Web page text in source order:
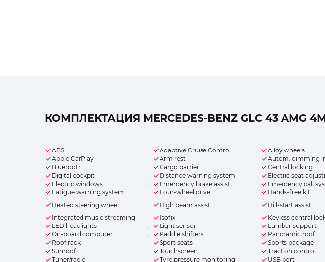
КОМПЛЕКТАЦИЯ MERCEDES-BENZ GLC 43 AMG
ABS Adaptive Cruise Control Alloy wheels
Apple CarPlay
Arm rest Autom. dimming
Bluetooth
Cargo barrier Central locking
Digital cockpit
Distance warning system Electric seat
Electric windows
Emergency brake assist Emergency call
Fatigue warning system
Four-wheel drive Hands-free kit
Heated steering wheel
High beam assist Hill-start assist
Integrated music streaming
Isofix Keyless central
LED headlights
Light sensor Lumbar support
On-board computer
Paddle shifters Panoramic roof
Roof rack
Sport seats Sports package
Sunroof
Touchscreen Traction control
Tuner/radio
Tyre pressure monitoring USB port